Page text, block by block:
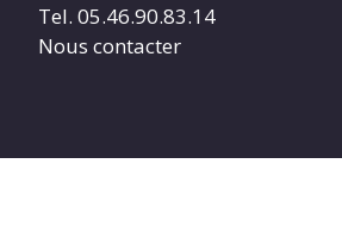
Tel. 05.46.90.83.14
Nous contacter